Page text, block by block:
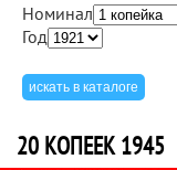
Номинал
Год
20 КОПЕЕК 1945